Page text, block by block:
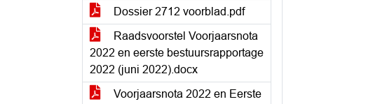
Dossier 2712 voorblad.pdf
Raadsvoorstel Voorjaarsnota
2022 en eerste bestuursrapportage
2022 (juni 2022).docx
Voorjaarsnota 2022 en Eerste